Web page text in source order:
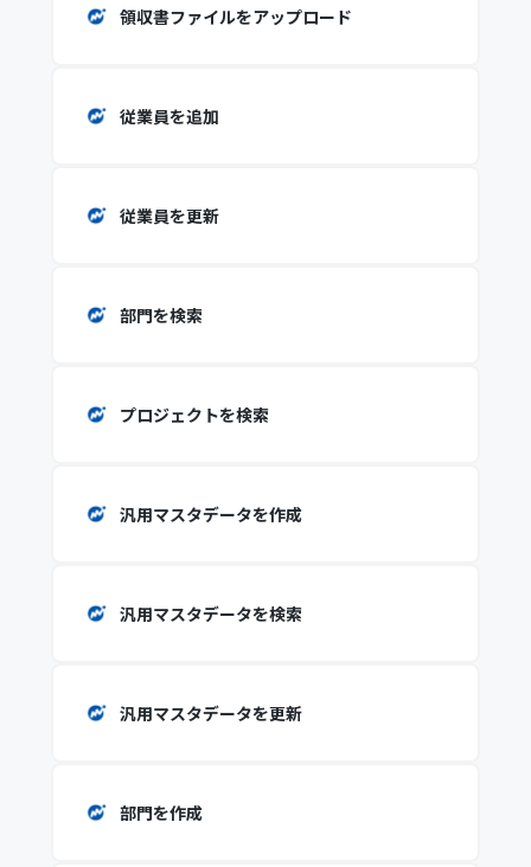
領収書ファイルをアップロード
従業員を追加
従業員を更新
部門を検索
プロジェクトを検索
汎用マスタデータを作成
汎用マスタデータを検索
汎用マスタデータを更新
部門を作成